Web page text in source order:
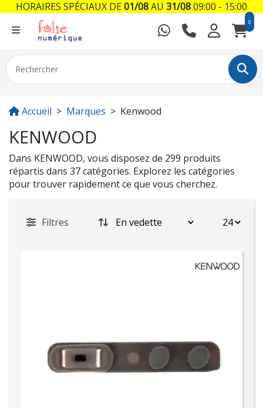
0
Accueil Marques Kenwood
KENWOOD
Dans KENWOOD, vous disposez de 299 produits
répartis dans 37 catégories. Explorez les catégories
pour trouver rapidement ce que vous cherchez.
Filtres
HORAIRES SPÉCIAUX DE01/08AU 31/0809:00 - 15:00